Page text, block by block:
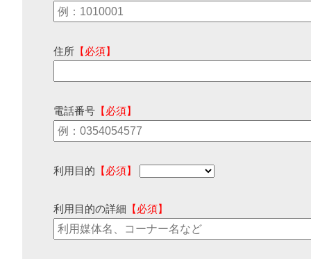
住所 【必須】
電話番号 【必須】
利用目的 【必須】
利用目的の詳細 【必須】